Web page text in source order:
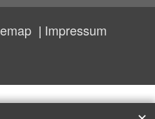
Impressum